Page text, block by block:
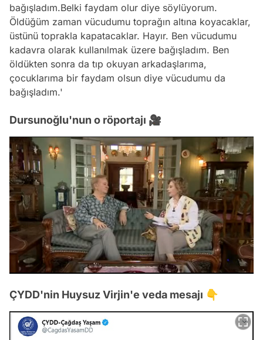
bağışladım.Belki faydam olur diye söylüyorum.
Öldüğüm zaman vücudumu toprağın altına koyacaklar,
üstünü toprakla kapatacaklar. Hayır. Ben vücudumu
kadavra olarak kullanılmak üzere bağışladım. Ben
öldükten sonra da tıp okuyan arkadaşlarıma,
çocuklarıma bir faydam olsun diye vücudumu da
bağışladım.'
Dursunoğlu'nun o röportajı 🎥
/
ÇYDD'nin Huysuz Virjin'e veda mesajı 👇